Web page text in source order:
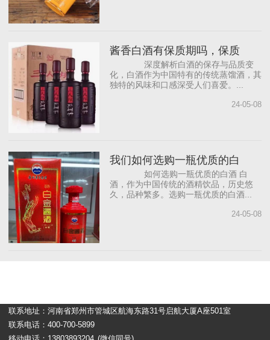
酱香白酒有保质期吗，保质
深度解析白酒的保存与品质变
化，白酒作为中国特有的传统蒸馏酒，其
独特的风味和口感深受人们喜爱。...
24-05-08
我们如何选购一瓶优质的白
如何选购一瓶优质的白酒 白
酒，作为中国传统的酒精饮品，历史悠
久，品种繁多。选购一瓶优质的白酒...
24-05-08
联系地址：河南省郑州市管城区航海东路31号启航大厦A座501室
联系电话：400-700-5899